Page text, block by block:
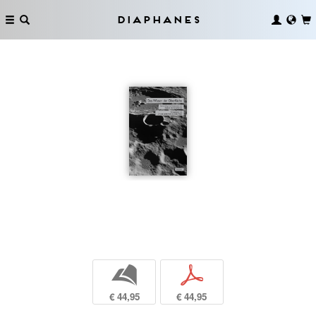
Diaphanes
b
€ 44,95
p
€ 44,95